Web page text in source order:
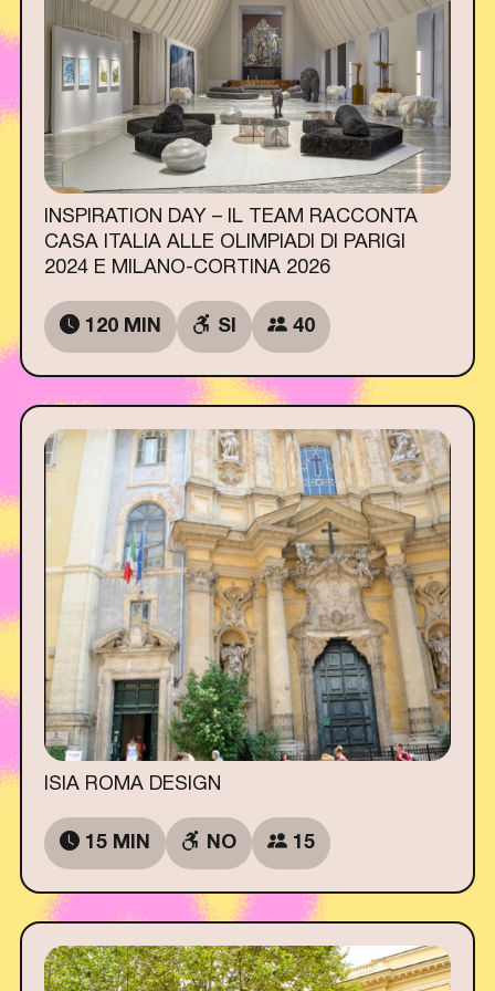
INSPIRATION DAY – IL TEAM RACCONTA
CASA ITALIA ALLE OLIMPIADI DI PARIGI
2024 E MILANO-CORTINA 2026
120 MIN SI 40
ISIA ROMA DESIGN
15 MIN NO 15